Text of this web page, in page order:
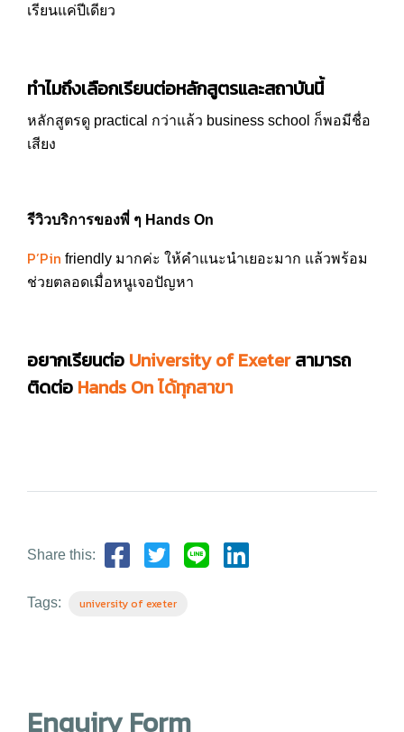
เรียนแค่ปีเดียว
ทำไมถึงเลือกเรียนต่อหลักสูตรและสถาบันนี้
หลักสูตรดู practical กว่าแล้ว business school ก็พอมีชื่อ
เสียง
รีวิวบริการของพี่ ๆ Hands On
P’Pin friendly มากค่ะ ให้คำแนะนำเยอะมาก แล้วพร้อม
ช่วยตลอดเมื่อหนูเจอปัญหา
อยากเรียนต่อ University of Exeter สามารถ
ติดต่อ Hands On ได้ทุกสาขา
Share this:
Tags: university of exeter
Enquiry Form